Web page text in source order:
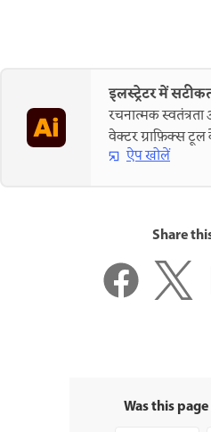
इलस्ट्रेटर में
रचनात्मक
वेक्टर ग्राफ़िक्स टूल
ऐप खोलें
Share
Was this